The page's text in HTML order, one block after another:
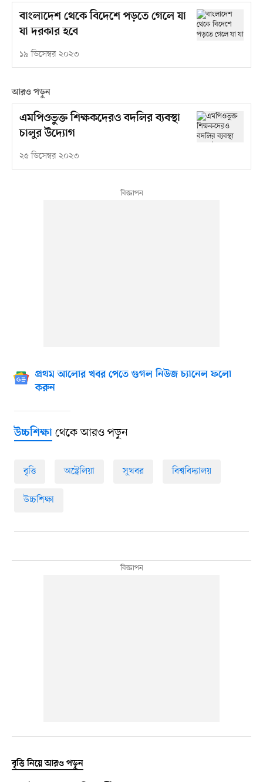
বাংলাদেশ থেকে বিদেশে পড়তে গেলে যা
যা দরকার হবে
১৯ ডিসেম্বর ২০২৩
আরও পড়ুন
এমপিওভুক্ত শিক্ষকদেরও বদলির ব্যবস্থা
চালুর উদ্যোগ
২৫ ডিসেম্বর ২০২৩
প্রথম আলোর খবর পেতে গুগল নিউজ চ্যানেল ফলো
করুন
উচ্চশিক্ষাথেকে আরও পড়ুন
বৃত্তি অস্ট্রেলিয়া সুখবর বিশ্ববিদ্যালয়
উচ্চশিক্ষা
বৃত্তি নিয়ে আরও পড়ুন